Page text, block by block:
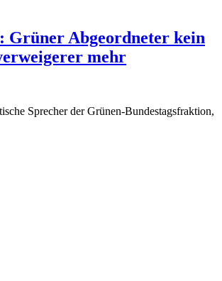
Grüner Abgeordneter kein
mehr
Sprecher der Grünen-Bundestagsfraktion,